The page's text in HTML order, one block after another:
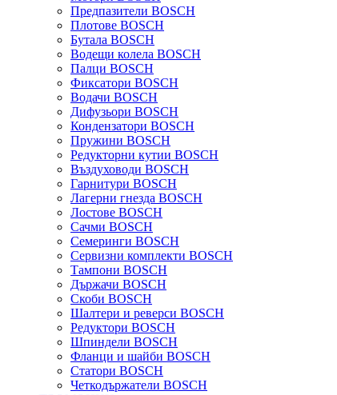
Предпазители BOSCH
Плотове BOSCH
Бутала BOSCH
Водещи колела BOSCH
Палци BOSCH
Фиксатори BOSCH
Водачи BOSCH
Дифузьори BOSCH
Кондензатори BOSCH
Пружини BOSCH
Редукторни кутии BOSCH
Въздуховоди BOSCH
Гарнитури BOSCH
Лагерни гнезда BOSCH
Лостове BOSCH
Сачми BOSCH
Семеринги BOSCH
Сервизни комплекти BOSCH
Тампони BOSCH
Държачи BOSCH
Скоби BOSCH
Шалтери и реверси BOSCH
Редуктори BOSCH
Шпиндели BOSCH
Фланци и шайби BOSCH
Статори BOSCH
Четкодържатели BOSCH